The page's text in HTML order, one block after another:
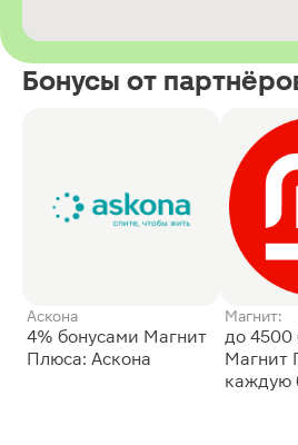
Бонусы от
Аскона
4% бонусами Магнит
Плюса: Аскона
Магнит:
до 4500
Магнит
каждую